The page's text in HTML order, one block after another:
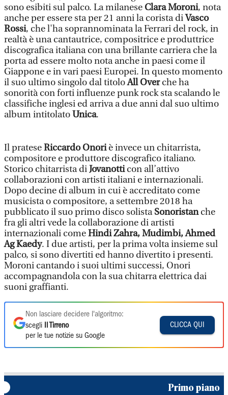
sono esibiti sul palco. La milanese Clara Moroni, nota
anche per essere sta per 21 anni la corista diVasco
Rossi, che l'ha soprannominata la Ferrari del rock, in
realtà è una cantautrice, compositrice e produttrice
discografica italiana con una brillante carriera che la
porta ad essere molto nota anche in paesi come il
Giappone e in vari paesi Europei. In questo momento
il suo ultimo singolo dal titoloAll Overche ha
sonorità con forti influenze punk rock sta scalando le
classifiche inglesi ed arriva a due anni dal suo ultimo
album intitolatoUnica.
Il prateseRiccardo Onoriè invece un chitarrista,
compositore e produttore discografico italiano.
Storico chitarrista diJovanotticon all’attivo
collaborazioni con artisti italiani e internazionali.
Dopo decine di album in cui è accreditato come
musicista o compositore, a settembre 2018 ha
pubblicato il suo primo disco solistaSonoristanche
fra gli altri vede la collaborazione di artisti
internazionali comeHindi Zahra, Mudimbi, Ahmed
Ag Kaedy. I due artisti, per la prima volta insieme sul
palco, si sono divertiti ed hanno divertito i presenti.
Moroni cantando i suoi ultimi successi, Onori
accompagnandola con la sua chitarra elettrica dai
suoni graffianti.
Non lasciare decidere l'algoritmo:
scegli
Il Tirreno
per le tue notizie su Google
CLICCA QUI
Primo piano